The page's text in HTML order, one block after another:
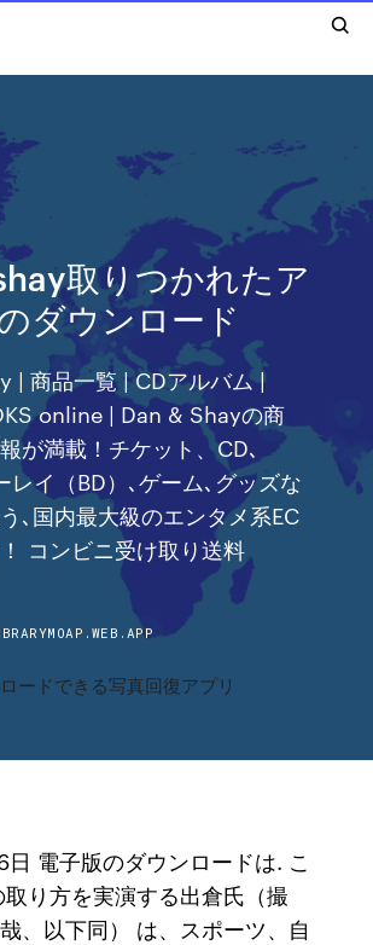
取りつかれたア
ダウンロード
| 商品一覧 | CDアルバム |
online | Dan & Shayの商
が満載！チケット、CD､
レイ（BD）､ゲーム､グッズな
､国内最大級のエンタメ系EC
コンビニ受け取り送料
ードできる写真回復アプリ
電子版のダウンロードは. こ
り方を実演する出倉氏（撮
、以下同） は、スポーツ、自